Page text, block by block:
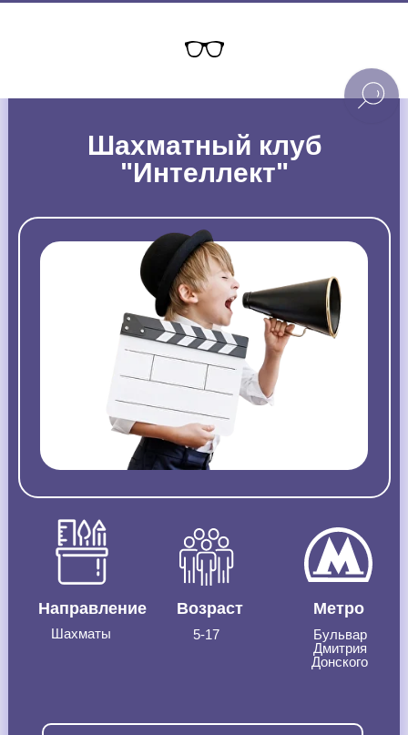
Шахматный клуб
"Интеллект"
Направление
Шахматы
Возраст
5-17
Метро
Бульвар
Дмитрия
Донского